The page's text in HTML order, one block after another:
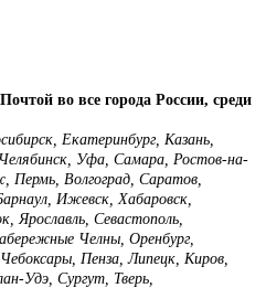
во все города России, среди
Екатеринбург, Казань,
Уфа, Самара, Ростов-на-
Пермь, Волгоград, Саратов,
Ижевск, Хабаровск,
Ярославль, Севастополь,
Челны, Оренбург,
Пенза, Липецк, Киров,
Удэ, Сургут, Тверь,